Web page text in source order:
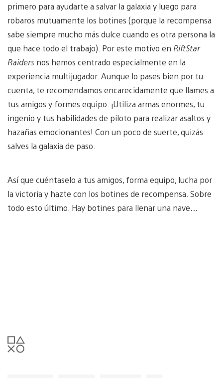
primero para ayudarte a salvar la galaxia y luego para
robaros mutuamente los botines (porque la recompensa
sabe siempre mucho más dulce cuando es otra persona la
que hace todo el trabajo). Por este motivo en RiftStar
Raiders nos hemos centrado especialmente en la
experiencia multijugador. Aunque lo pases bien por tu
cuenta, te recomendamos encarecidamente que llames a
tus amigos y formes equipo. ¡Utiliza armas enormes, tu
ingenio y tus habilidades de piloto para realizar asaltos y
hazañas emocionantes! Con un poco de suerte, quizás
salves la galaxia de paso.
Así que cuéntaselo a tus amigos, forma equipo, lucha por
la victoria y hazte con los botines de recompensa. Sobre
todo esto último. Hay botines para llenar una nave…